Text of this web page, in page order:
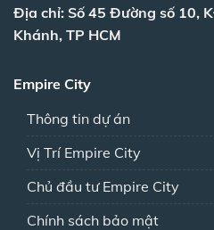
Địa chỉ: Số 45 Đường số 10,
Khánh, TP HCM
Empire City
Thông tin dự án
Vị Trí Empire City
Chủ đầu tư Empire City
Chính sách bảo mật